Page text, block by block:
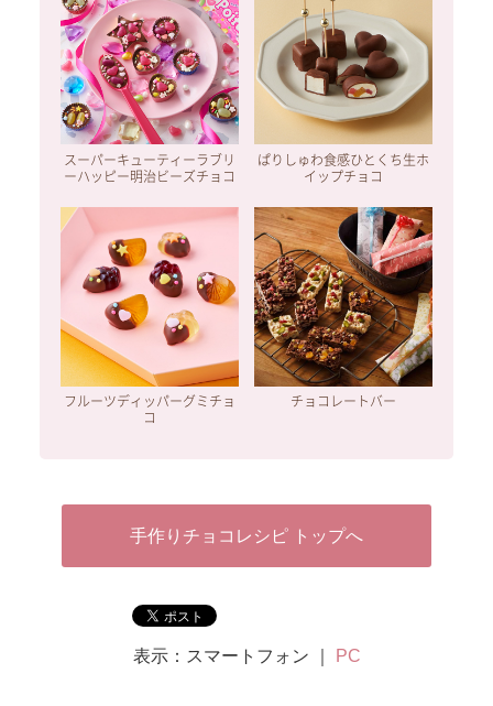
スーパーキューティーラブリ
ーハッピー明治ビーズチョコ
ぱりしゅわ食感ひとくち生ホ
イップチョコ
フルーツディッパーグミチョ
コ
チョコレートバー
手作りチョコレシピ トップへ
表示：スマートフォン ｜ PC